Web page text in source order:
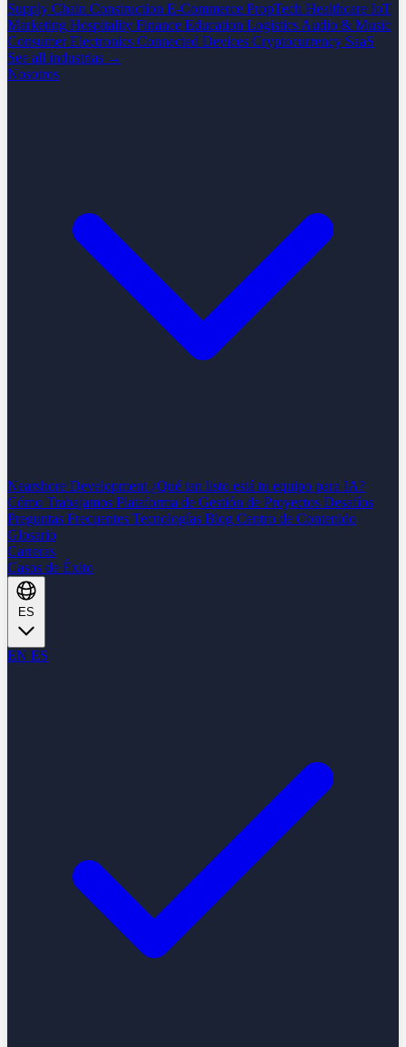
Supply Chain Construction E-Commerce PropTech Healthcare IoT
Marketing Hospitality Finance Education Logistics Audio & Music
Consumer Electronics Connected Devices Cryptocurrency SaaS
See all industrias →
Nosotros
Nearshore Development ¿Qué tan listo está tu equipo para IA?
Cómo Trabajamos Plataforma de Gestión de Proyectos Desafíos
Preguntas Frecuentes Tecnologías Blog Centro de Contenido
Glosario
Carreras
Casos de Éxito
EN ES